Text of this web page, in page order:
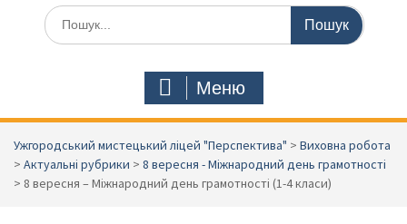
Шукати:
Меню
Ужгородський мистецький ліцей "Перспектива" > Виховна робота
> Актуальні рубрики > 8 вересня - Міжнародний день грамотності
> 8 вересня – Міжнародний день грамотності (1-4 класи)